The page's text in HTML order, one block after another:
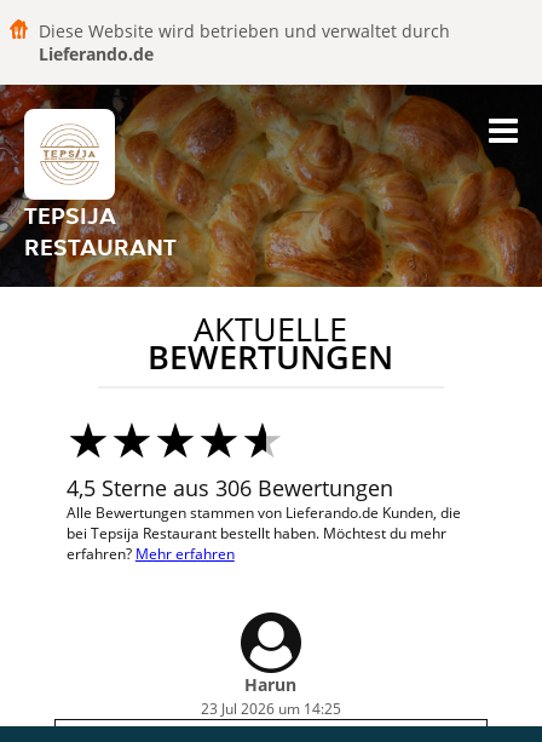
Diese Website wird betrieben und verwaltet durch
Lieferando.de
TEPSIJA
RESTAURANT
AKTUELLE
BEWERTUNGEN
4,5 Sterne aus 306 Bewertungen
Alle Bewertungen stammen von Lieferando.de Kunden, die
bei Tepsija Restaurant bestellt haben. Möchtest du mehr
erfahren? Mehr erfahren
Harun
23 Jul 2026 um 14:25